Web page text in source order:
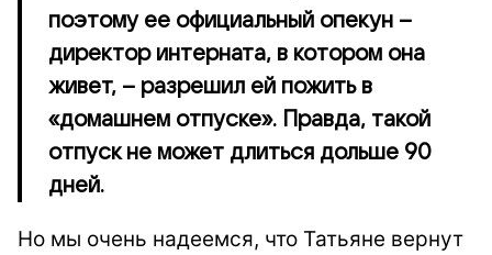
поэтому ее официальный опекун –
директор интерната, в котором она
живет, – разрешил ей пожить в
«домашнем отпуске». Правда, такой
отпуск не может длиться дольше 90
дней.
Но мы очень надеемся, что Татьяне вернут